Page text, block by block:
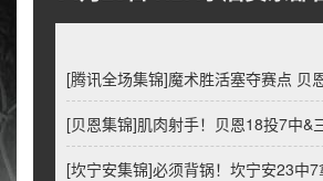
[腾讯全场集锦]魔术胜活塞夺赛点 贝
[贝恩集锦]肌肉射手！贝恩18投7中
[坎宁安集锦]必须背锅！坎宁安23中